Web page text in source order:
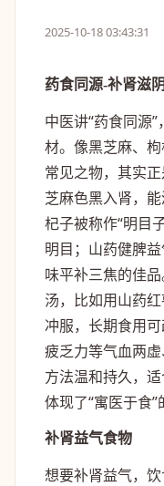
2025-10-18 03:43:31
药食同源-补肾滋
中医讲“药食同源
材。像黑芝麻、
常见之物，其实
芝麻色黑入肾，
杞子被称作“明目
明目；山药健脾
味平补三焦的佳
汤，比如用山药
冲服，长期食用
疲乏力等气血两
方法温和持久，
体现了“寓医于食”
补肾益气食物
想要补肾益气，饮